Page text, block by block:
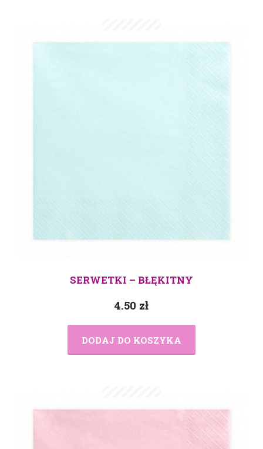
SERWETKI – BŁĘKITNY
4.50 zł
DODAJ DO KOSZYKA